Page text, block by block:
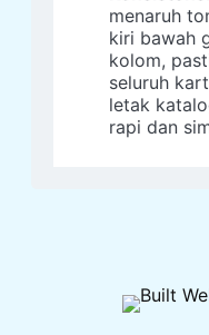
menaruh
kiri bawah
kolom,
seluruh
letak
rapi dan